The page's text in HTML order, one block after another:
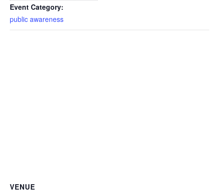
Event Category:
public awareness
VENUE